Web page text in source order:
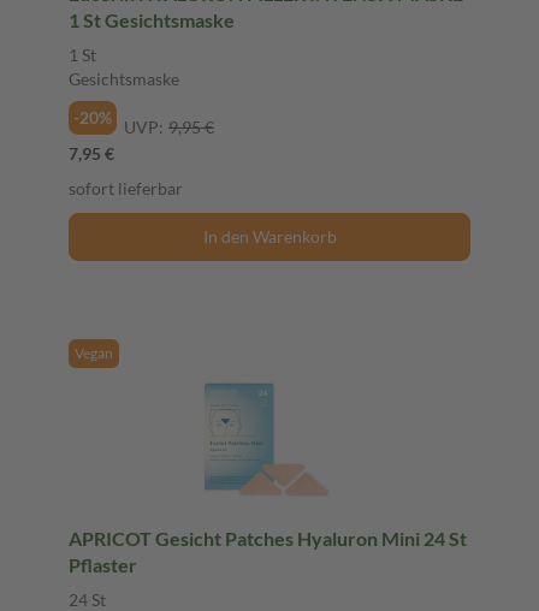
1 St Gesichtsmaske
1 St
Gesichtsmaske
-20%
UVP: 9,95 €
7,95 €
sofort lieferbar
In den Warenkorb
Vegan
APRICOT Gesicht Patches Hyaluron Mini 24 St
Pflaster
24 St